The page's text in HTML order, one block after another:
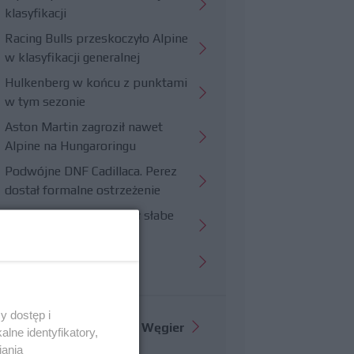
klasyfikacji
Racing Bulls przeskoczyło Alpine
w klasyfikacji generalnej
Hulkenberg w końcu z punktami
w tym sezonie
Aston Martin zagroził nawet
Alpine na Hungaroringu
Podwójne DNF Cadillaca. Perez
dostał formalne ostrzeżenie
Hungaroring potwierdził słabe
Więcej informacji o GP Węgier
dostęp i
identyfikatory,